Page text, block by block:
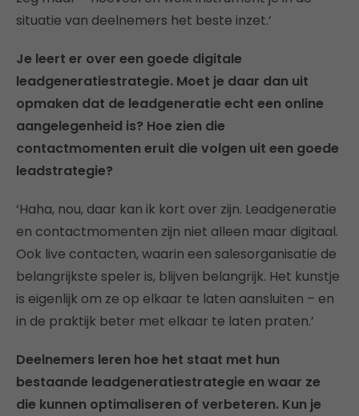
situatie van deelnemers het beste inzet.’
Je leert er over een goede digitale
leadgeneratiestrategie. Moet je daar dan uit
opmaken dat de leadgeneratie echt een online
aangelegenheid is? Hoe zien die
contactmomenten eruit die volgen uit een goede
leadstrategie?
‘Haha, nou, daar kan ik kort over zijn. Leadgeneratie
en contactmomenten zijn niet alleen maar digitaal.
Ook live contacten, waarin een salesorganisatie de
belangrijkste speler is, blijven belangrijk. Het kunstje
is eigenlijk om ze op elkaar te laten aansluiten – en
in de praktijk beter met elkaar te laten praten.’
Deelnemers leren hoe het staat met hun
bestaande leadgeneratiestrategie en waar ze
die kunnen optimaliseren of verbeteren. Kun je